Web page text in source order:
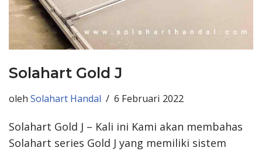
Solahart Gold J
oleh Solahart Handal 6 Februari 2022
Solahart Gold J – Kali ini Kami akan membahas
Solahart series Gold J yang memiliki sistem